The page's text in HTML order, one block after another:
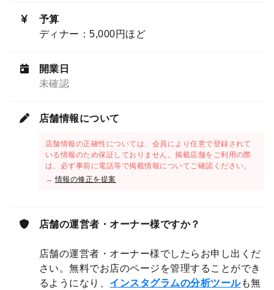
予算
ディナー：5,000円ほど
開業日
未確認
店舗情報について
店舗情報の正確性については、会員により任意で登録されて
いる情報のため保証しておりません。掲載店舗をご利用の際
は、必ず事前に電話等で掲載情報についてご確認ください。
→情報の修正を提案
店舗の運営者・オーナー様ですか？
店舗の運営者・オーナー様でしたらお申し出くだ
さい。無料でお店のページを管理することができ
るようになり、 インスタグラムの分析ツールも無